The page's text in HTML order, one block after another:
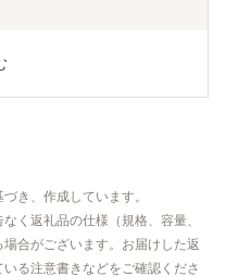
き、作成しています。
く返礼品の仕様（規格、容量、
合がございます。お届けした返
る注意書きなどをご確認くださ